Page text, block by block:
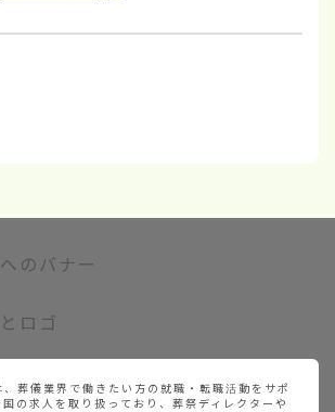
葬儀業界で働きたい方の就職・転職活動をサポ
の求人を取り扱っており、葬祭ディレクターや